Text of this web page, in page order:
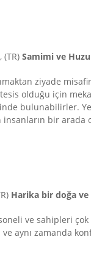
(TR) Samimi ve
ziyade
olduğu için
bulunabilirler.
bir
Harika bir doğa
ve sahipleri çok
aynı zamanda